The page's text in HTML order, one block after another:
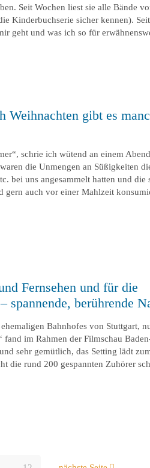
Seit Wochen liest sie alle Bände
Kinderbuchserie sicher kennen).
geht und was ich so für
Weihnachten gibt es
schrie ich wütend an einem
die Unmengen an Süßigkeiten
bei uns angesammelt hatten und die
gern auch vor einer Mahlzeit
Fernsehen und für die
spannende, berührende
Bahnhofes von Stuttgart,
im Rahmen der Filmschau
sehr gemütlich, das Setting lädt
die rund 200 gespannten Zuhörer